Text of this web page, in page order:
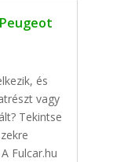
és
vagy
Tekintse
Fulcar.hu